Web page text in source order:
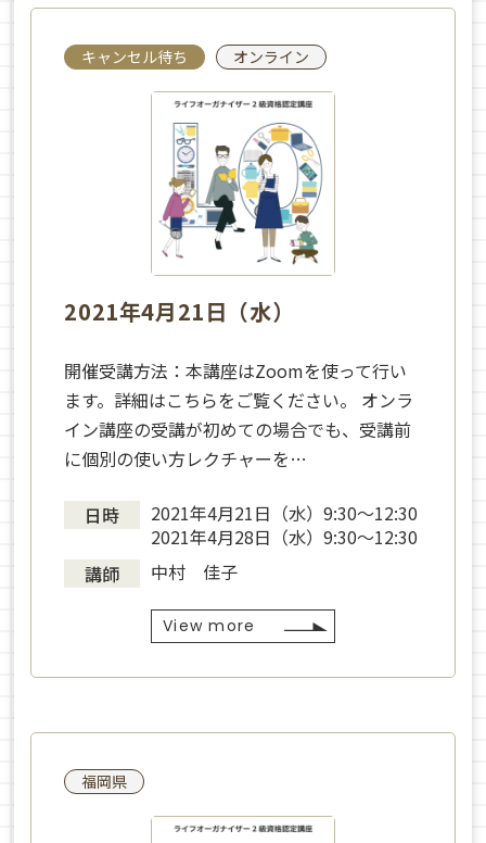
キャンセル待ち オンライン
2021年4月21日（水）
開催受講方法：本講座はZoomを使って行い
ます。詳細はこちらをご覧ください。 オンラ
イン講座の受講が初めての場合でも、受講前
に個別の使い方レクチャーを…
日時
2021年4月21日（水）9:30〜12:30
2021年4月28日（水）9:30〜12:30
講師
中村 佳子
View more
福岡県